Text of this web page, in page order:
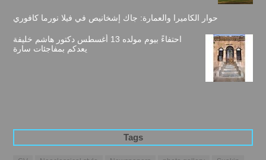
حوار الكاميرا والعمارة: جاك إشخانيص في فيلا نورما كافوري
احتفاءً بيوم مولده 13 أغسطس دكتور هاشم خليفة
يعدكم بمفاجئات سارة
Tags